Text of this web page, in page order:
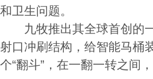
和卫生问题。
九牧推出其全球首创的一
射口冲刷结构，给智能马桶
个“翻斗”，在一翻一转之间